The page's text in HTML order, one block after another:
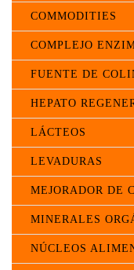
COMMODITIES
COMPLEJO
FUENTE DE
HEPATO
LÁCTEOS
LEVADURAS
MEJORADOR DE
MINERALES
NÚCLEOS